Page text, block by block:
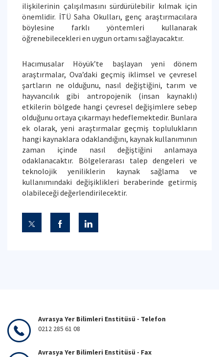
ilişkilerinin çalışılmasını sürdürülebilir kılmak için
önemlidir. İTÜ Saha Okulları, genç araştırmacılara
böylesine farklı yöntemleri kullanarak
öğrenebilecekleri en uygun ortamı sağlayacaktır.
Hacımusalar Höyük’te başlayan yeni dönem
araştırmalar, Ova’daki geçmiş iklimsel ve çevresel
şartların ne olduğunu, nasıl değiştiğini, tarım ve
hayvancılık gibi antropojenik (insan kaynaklı)
etkilerin bölgede hangi çevresel değişimlere sebep
olduğunu ortaya çıkarmayı hedeflemektedir. Bunlara
ek olarak, yeni araştırmalar geçmiş toplulukların
hangi kaynaklara odaklandığını, kaynak kullanımının
zaman içinde nasıl değiştiğini anlamaya
odaklanacaktır. Bölgelerarası talep dengeleri ve
teknolojik yeniliklerin kaynak sağlama ve
kullanımındaki değişiklikleri beraberinde getirmiş
olabileceği değerlendirilecektir.
Avrasya Yer Bilimleri Enstitüsü - Telefon
0212 285 61 08
Avrasya Yer Bilimleri Enstitüsü - Fax